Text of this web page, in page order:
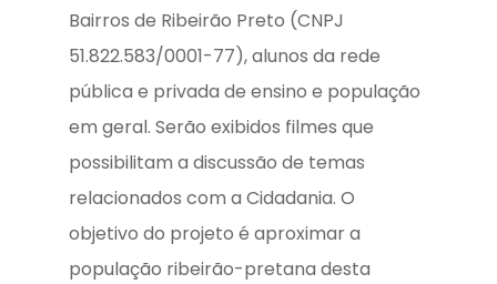
Bairros de Ribeirão Preto (CNPJ
51.822.583/0001-77), alunos da rede
pública e privada de ensino e população
em geral. Serão exibidos filmes que
possibilitam a discussão de temas
relacionados com a Cidadania. O
objetivo do projeto é aproximar a
população ribeirão-pretana desta